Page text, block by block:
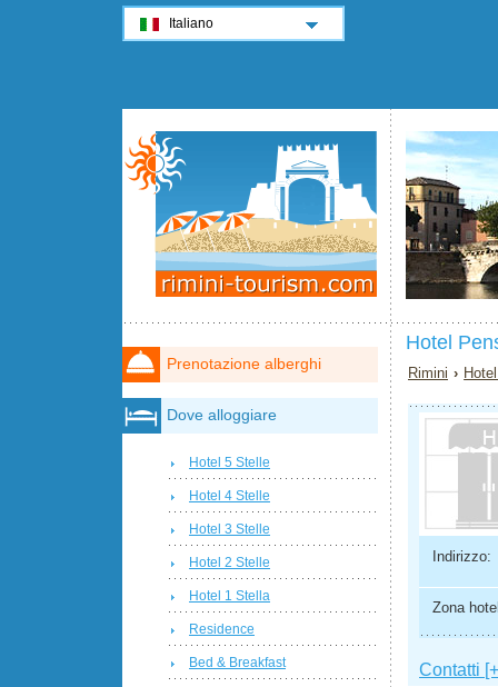
Hotel
Rimini ›
Indirizzo:
Zona
Contatti
Prenotazione alberghi
Dove alloggiare
Hotel 5 Stelle
Hotel 4 Stelle
Hotel 3 Stelle
Hotel 2 Stelle
Hotel 1 Stella
Residence
Bed & Breakfast
Italiano